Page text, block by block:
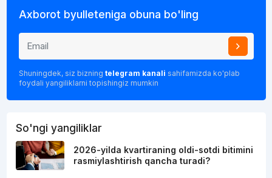
Axborot byulleteniga obuna bo'ling
Shuningdek, siz bizning telegram kanali sahifamizda ko'plab
foydali yangiliklarni topishingiz mumkin
So'ngi yangiliklar
2026-yilda kvartiraning oldi-sotdi bitimini
rasmiylashtirish qancha turadi?